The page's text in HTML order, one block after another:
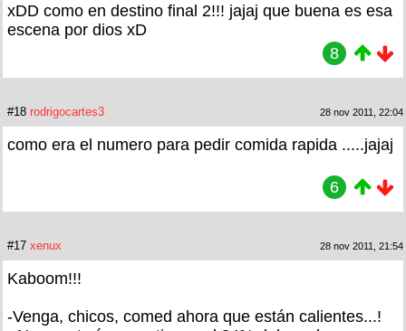
xDD como en destino final 2!!! jajaj que buena es esa
escena por dios xD
8
#18 rodrigocartes3 28 nov 2011, 22:04
como era el numero para pedir comida rapida .....jajaj
6
#17 xenux 28 nov 2011, 21:54
Kaboom!!!
-Venga, chicos, comed ahora que están calientes...!